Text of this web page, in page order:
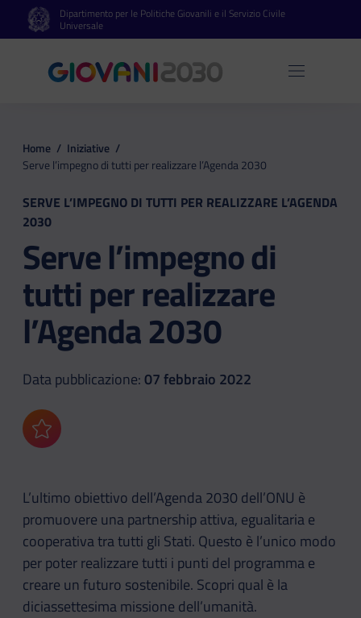
Vai al contenuto principale
Vai al footerDipartimento per le Politiche Giovanili e il Servizio Civile
Universale
Apri
Home / Iniziative /
Serve l’impegno di tutti per realizzare l’Agenda 2030
SERVE L’IMPEGNO DI TUTTI PER REALIZZARE L’AGENDA
2030
Serve l’impegno di
tutti per realizzare
l’Agenda 2030
Data pubblicazione:07 febbraio 2022
Aggiungi ai preferiti
L’ultimo obiettivo dell’Agenda 2030 dell’ONU è
promuovere una partnership attiva, egualitaria e
cooperativa tra tutti gli Stati. Questo è l’unico modo
per poter realizzare tutti i punti del programma e
creare un futuro sostenibile. Scopri qual è la
diciassettesima missione dell’umanità.